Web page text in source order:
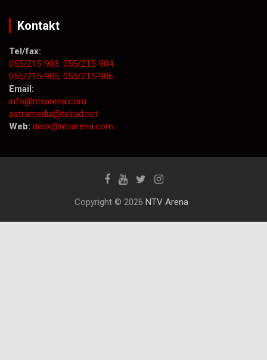
Kontakt
Tel/fax:
055/215-903; 055/215-904
055/215-905; 055/215-906
Email:
info@ntvarena.com
astramedia@telrad.net
Web: desk@ntvarena.com
Copyright © 2026 NTV Arena